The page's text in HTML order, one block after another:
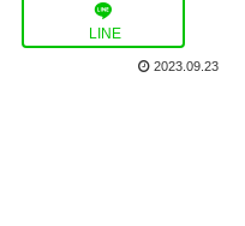
LINE
2023.09.23